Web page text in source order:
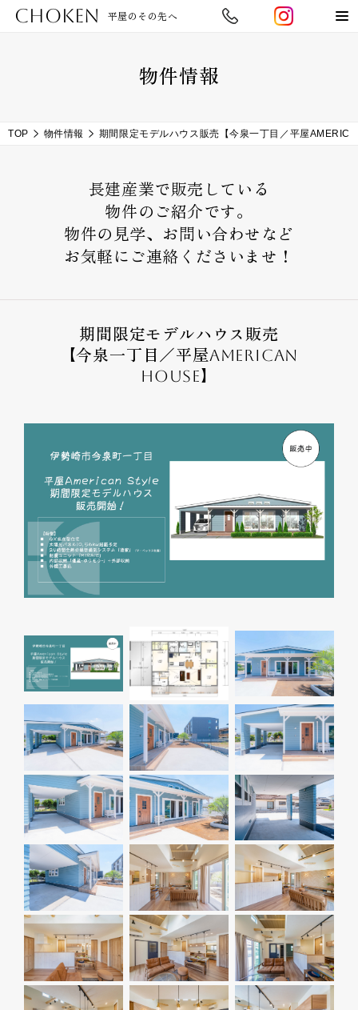
CHOKEN 平屋のその先へ
物件情報
TOP 物件情報 期間限定モデルハウス販売【今泉一丁目／平屋
長建産業で販売している
物件のご紹介です。
物件の見学、お問い合わせなど
お気軽にご連絡くださいませ！
期間限定モデルハウス販売
【今泉一丁目／平屋AMERICAN
HOUSE】